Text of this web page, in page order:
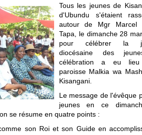
Tous les jeunes de
d'Ubundu s'étaient
autour de Mgr Marcel
Tapa, le dimanche 28
pour célébrer la
diocésaine des
célébration a eu
paroisse Malkia wa
Kisangani.
Le message de l'évêque
jeunes en ce
se résume en quatre points :
son Roi et son Guide en